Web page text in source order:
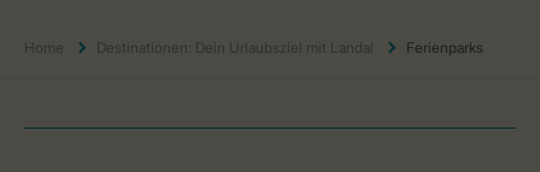
Home Destinationen: Dein Urlaubsziel mit Landal Ferienparks